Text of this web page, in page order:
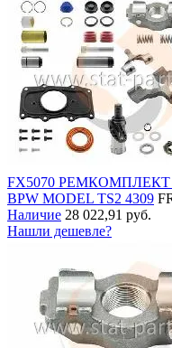
FX5070
BPW MODEL TS2 4309
Наличие 28 022,91 руб.
Нашли дешевле?